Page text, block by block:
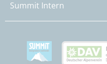
Summit Intern